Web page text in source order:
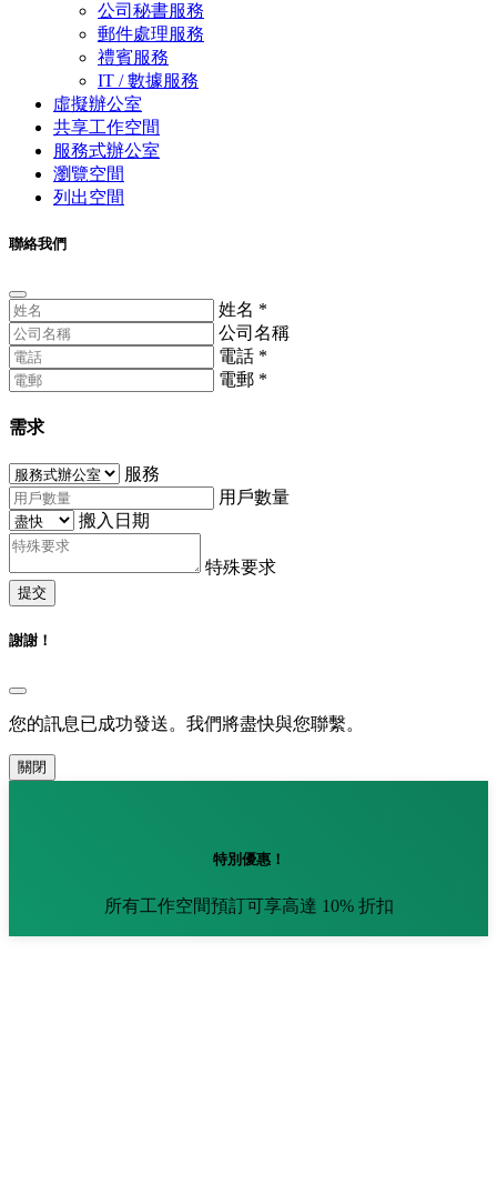
公司秘書服務
郵件處理服務
禮賓服務
IT / 數據服務
虛擬辦公室
共享工作空間
服務式辦公室
瀏覽空間
列出空間
聯絡我們
姓名 *
公司名稱
電話 *
電郵 *
需求
服務
用戶數量
搬入日期
特殊要求
提交
謝謝！
您的訊息已成功發送。我們將盡快與您聯繫。
關閉
特別優惠！
所有工作空間預訂可享高達 10% 折扣